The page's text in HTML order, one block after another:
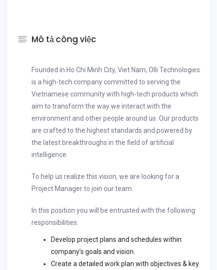
Mô tả công việc
Founded in Ho Chi Minh City, Viet Nam, Olli Technologies
is a high-tech company committed to serving the
Vietnamese community with high-tech products which
aim to transform the way we interact with the
environment and other people around us. Our products
are crafted to the highest standards and powered by
the latest breakthroughs in the field of artificial
intelligence.
To help us realize this vision, we are looking for a
Project Manager to join our team.
In this position you will be entrusted with the following
responsibilities:
Develop project plans and schedules within
company’s goals and vision.
Create a detailed work plan with objectives & key